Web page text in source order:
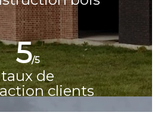
5/5
taux de
clients